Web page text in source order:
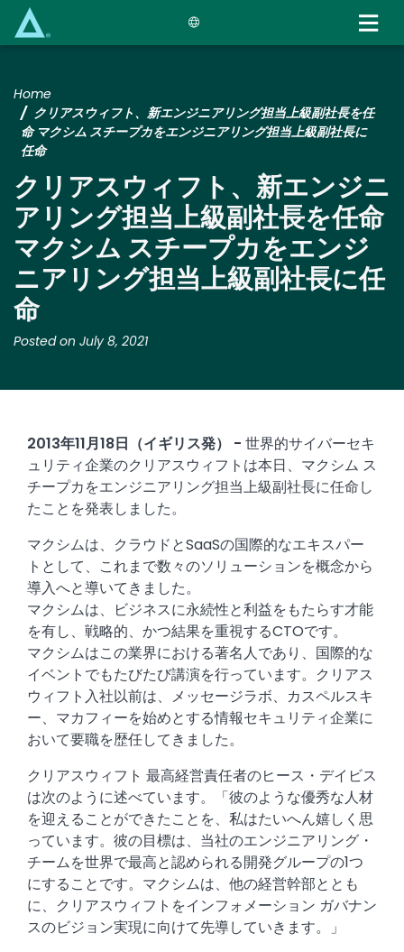
Home
クリアスウィフト、新エンジニアリング担当上級副社長を任
命 マクシム スチープカをエンジニアリング担当上級副社長に
任命
クリアスウィフト、新エンジニ
アリング担当上級副社長を任命
マクシム スチープカをエンジ
ニアリング担当上級副社長に任
命
Posted on July 8, 2021
2013年11月18日（イギリス発） - 世界的サイバーセキ
ュリティ企業のクリアスウィフトは本日、マクシム ス
チープカをエンジニアリング担当上級副社長に任命し
たことを発表しました。
マクシムは、クラウドとSaaSの国際的なエキスパー
トとして、これまで数々のソリューションを概念から
導入へと導いてきました。
マクシムは、ビジネスに永続性と利益をもたらす才能
を有し、戦略的、かつ結果を重視するCTOです。
マクシムはこの業界における著名人であり、国際的な
イベントでもたびたび講演を行っています。クリアス
ウィフト入社以前は、メッセージラボ、カスペルスキ
ー、マカフィーを始めとする情報セキュリティ企業に
おいて要職を歴任してきました。
クリアスウィフト 最高経営責任者のヒース・デイビス
は次のように述べています。「彼のような優秀な人材
を迎えることができたことを、私はたいへん嬉しく思
っています。彼の目標は、当社のエンジニアリング・
チームを世界で最高と認められる開発グループの1つ
にすることです。マクシムは、他の経営幹部ととも
に、クリアスウィフトをインフォメーション ガバナン
スのビジョン実現に向けて先導していきます。」